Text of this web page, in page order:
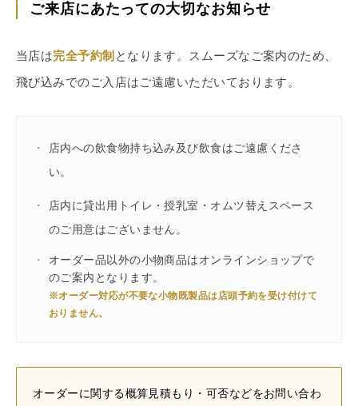
ご来店にあたっての大切なお知らせ
当店は完全予約制 となります。スムーズなご案内のため、
飛び込みでのご入店はご遠慮いただいております。
・
店内への飲食物持ち込み及び飲食はご遠慮くださ
い。
・
店内に貸出用トイレ・授乳室・オムツ替えスペース
のご用意はございません。
・
オーダー品以外の小物商品はオンラインショップで
のご案内となります。
※オーダー対応が不要な小物既製品は店頭予約を受け付けて
おりません。
オーダーに関する概算見積もり・可否などをお問い合わ